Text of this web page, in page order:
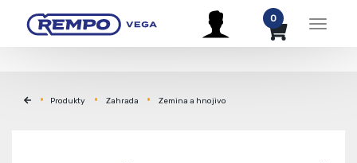
Menu
0
Produkty Zahrada Zemina a hnojivo